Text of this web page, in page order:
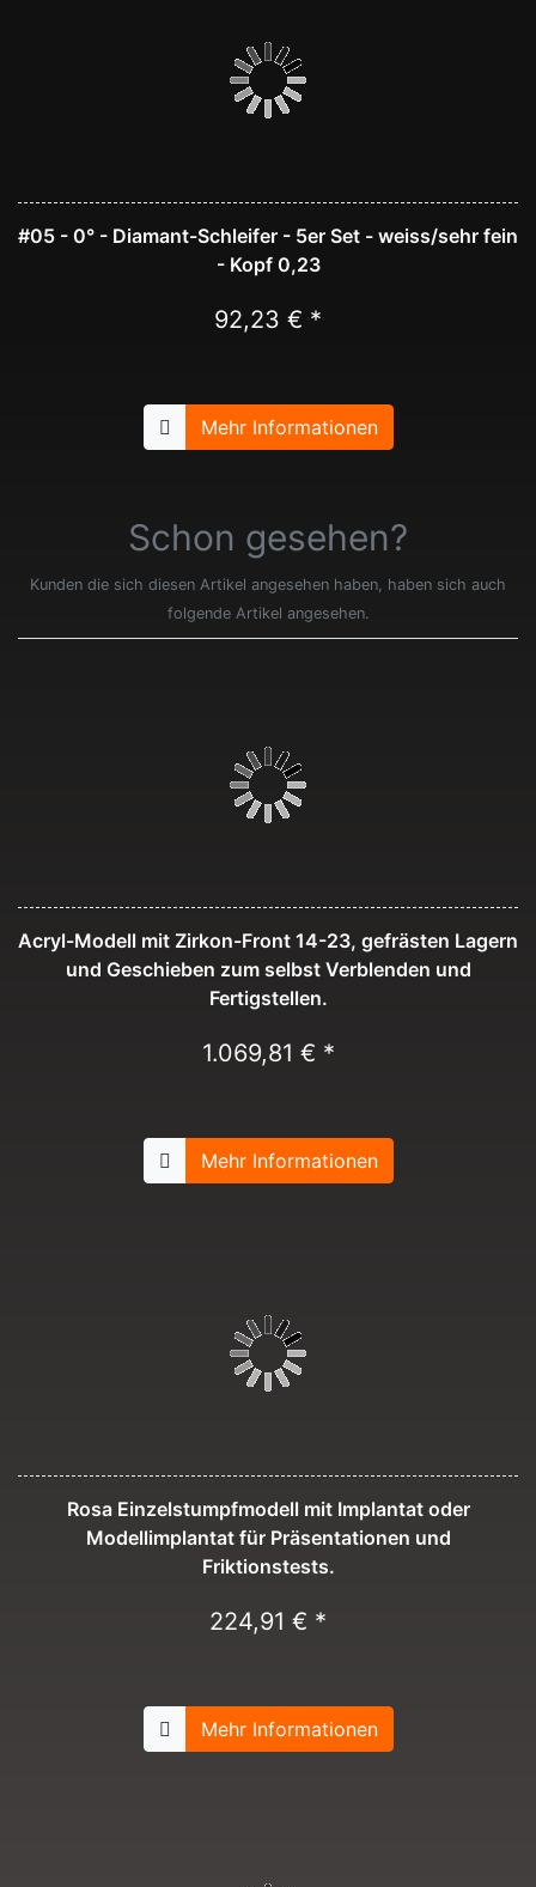
#05 - 0° - Diamant-Schleifer - 5er Set - weiss/sehr fein
- Kopf 0,23
92,23 € *
Mehr Informationen
Schon gesehen?
Kunden die sich diesen Artikel angesehen haben, haben sich auch
folgende Artikel angesehen.
Acryl-Modell mit Zirkon-Front 14-23, gefrästen Lagern
und Geschieben zum selbst Verblenden und
Fertigstellen.
1.069,81 € *
Mehr Informationen
Rosa Einzelstumpfmodell mit Implantat oder
Modellimplantat für Präsentationen und
Friktionstests.
224,91 € *
Mehr Informationen